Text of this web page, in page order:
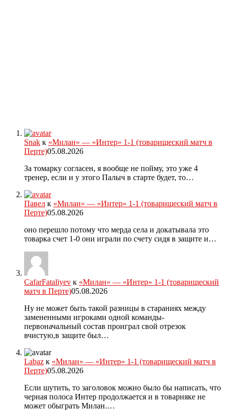
Snak к «Милан» — «Интер» 1-1 (товарищеский матч в
Перте)05.08.2026
За томарку согласен, я вообще не пойму, это уже 4
тренер, если и у этого Палыч в старте будет, то…
Павел к «Милан» — «Интер» 1-1 (товарищеский матч в
Перте)05.08.2026
оно перешло потому что мерда села и докатывала это
товарка счет 1-0 они играли по счету сидя в защите и…
CafarFataliyev к «Милан» — «Интер» 1-1 (товарищеский
матч в Перте)05.08.2026
Ну не может быть такой разницы в стараниях между
замененными игроками одной команды-
первоначальный состав проиграл свой отрезок
вчистую,в защите был…
Labaz к «Милан» — «Интер» 1-1 (товарищеский матч в
Перте)05.08.2026
Если шутить, то заголовок можно было бы написать, что
черная полоса Интер продолжается и в товарняке не
может обыграть Милан.…